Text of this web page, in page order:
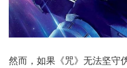
然而，如果《咒》无法坚守